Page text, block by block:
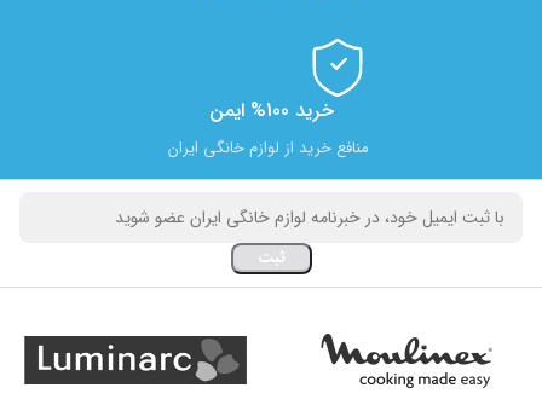
خرید 100% ایمن
منافع خرید از لوازم خانگی ایران